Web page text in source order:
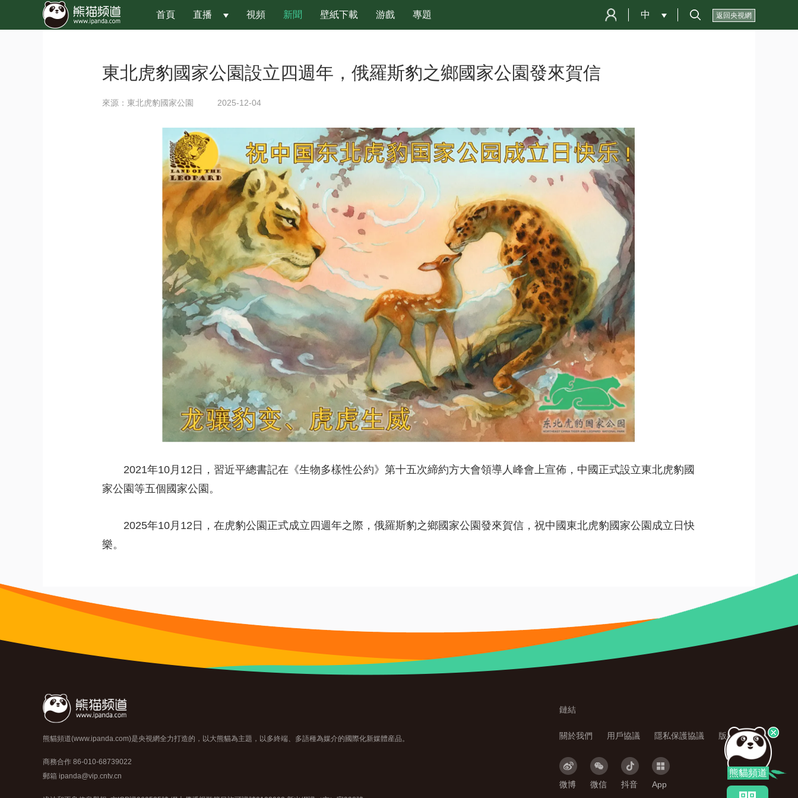
首頁 直播 視頻 新聞 壁紙下載 游戲 專題 返回央視網
中
東北虎豹國家公園設立四週年，俄羅斯豹之鄉國家公園發來賀信
來源：東北虎豹國家公園 2025-12-04
2021年10月12日，習近平總書記在《生物多樣性公約》第十五次締約方大會領導人峰會上宣佈，中國正式設立東北虎豹國
家公園等五個國家公園。
2025年10月12日，在虎豹公園正式成立四週年之際，俄羅斯豹之鄉國家公園發來賀信，祝中國東北虎豹國家公園成立日快
樂。
熊貓頻道
熊貓頻道(www.ipanda.com)是央視網全力打造的，以大熊貓為主題，以多終端、多語種為媒介的國際化新媒體産品。
商務合作 86-010-68739022
郵箱 ipanda@vip.cntv.cn
鏈結
關於我們 用戶協議 隱私保護協議 版權聲明
微博 微信 抖音 App